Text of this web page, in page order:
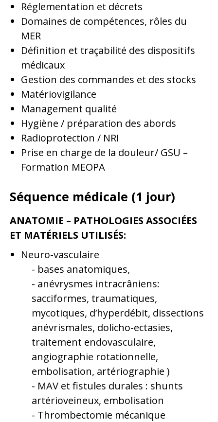
Réglementation et décrets
Domaines de compétences, rôles du
MER
Définition et traçabilité des dispositifs
médicaux
Gestion des commandes et des stocks
Matériovigilance
Management qualité
Hygiène / préparation des abords
Radioprotection / NRI
Prise en charge de la douleur/ GSU –
Formation MEOPA
Séquence médicale (1 jour)
ANATOMIE – PATHOLOGIES ASSOCIÉES
ET MATÉRIELS UTILISÉS:
Neuro-vasculaire
bases anatomiques,
anévrysmes intracrâniens:
sacciformes, traumatiques,
mycotiques, d’hyperdébit, dissections
anévrismales, dolicho-ectasies,
traitement endovasculaire,
angiographie rotationnelle,
embolisation, artériographie )
MAV et fistules durales : shunts
artérioveineux, embolisation
Thrombectomie mécanique